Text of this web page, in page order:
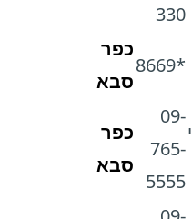
330
*8669
כפר
סבא
09-
765-
5555
כפר
סבא